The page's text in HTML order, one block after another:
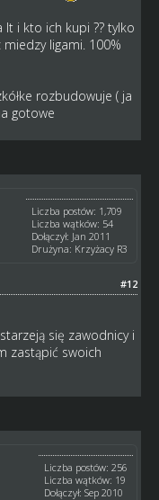
i kto ich kupi ?? tylko
ligami. 100%
rozbudowuje ( ja
gotowe
Liczba postów: 1,709
Liczba wątków: 54
Dołączył: Jan 2011
Drużyna: Krzyżacy R3
#12
się zawodnicy i
zastąpić swoich
Liczba postów: 256
Liczba wątków: 19
Dołączył: Sep 2010